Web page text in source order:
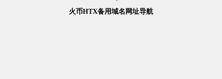
火币HTX备用域名网址导航